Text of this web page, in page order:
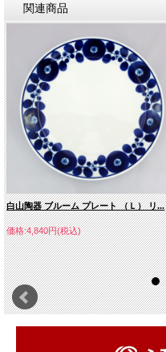
関連商品
白山陶器 ブルーム プレート （Ｌ） リ...
価格:4,840円(税込)